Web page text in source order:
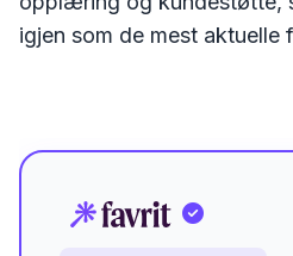
igjen som de mest aktuelle